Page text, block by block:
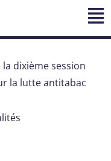
dixième session
la lutte antitabac